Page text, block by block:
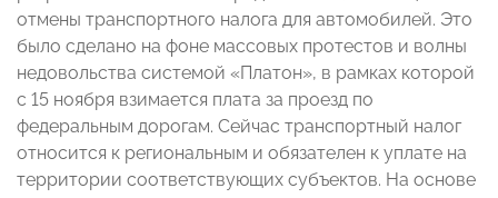
отмены транспортного налога для автомобилей. Это
было сделано на фоне массовых протестов и волны
недовольства системой «Платон», в рамках которой
с 15 ноября взимается плата за проезд по
федеральным дорогам. Сейчас транспортный налог
относится к региональным и обязателен к уплате на
территории соответствующих субъектов. На основе